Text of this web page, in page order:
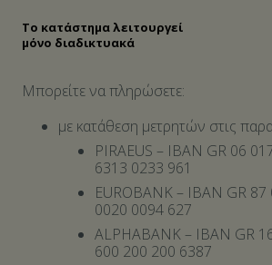
Το κατάστημα λειτουργεί
μόνο διαδικτυακά
Μπορείτε να πληρώσετε:
με κατάθεση μετρητών στις
PIRAEUS – IBAN GR 06
6313 0233 961
EUROBANK – IBAN GR
0020 0094 627
ALPHABANK – IBAN GR
600 200 200 6387